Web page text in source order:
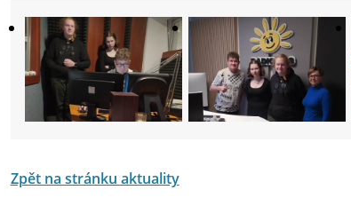
Zpět na stránku aktuality